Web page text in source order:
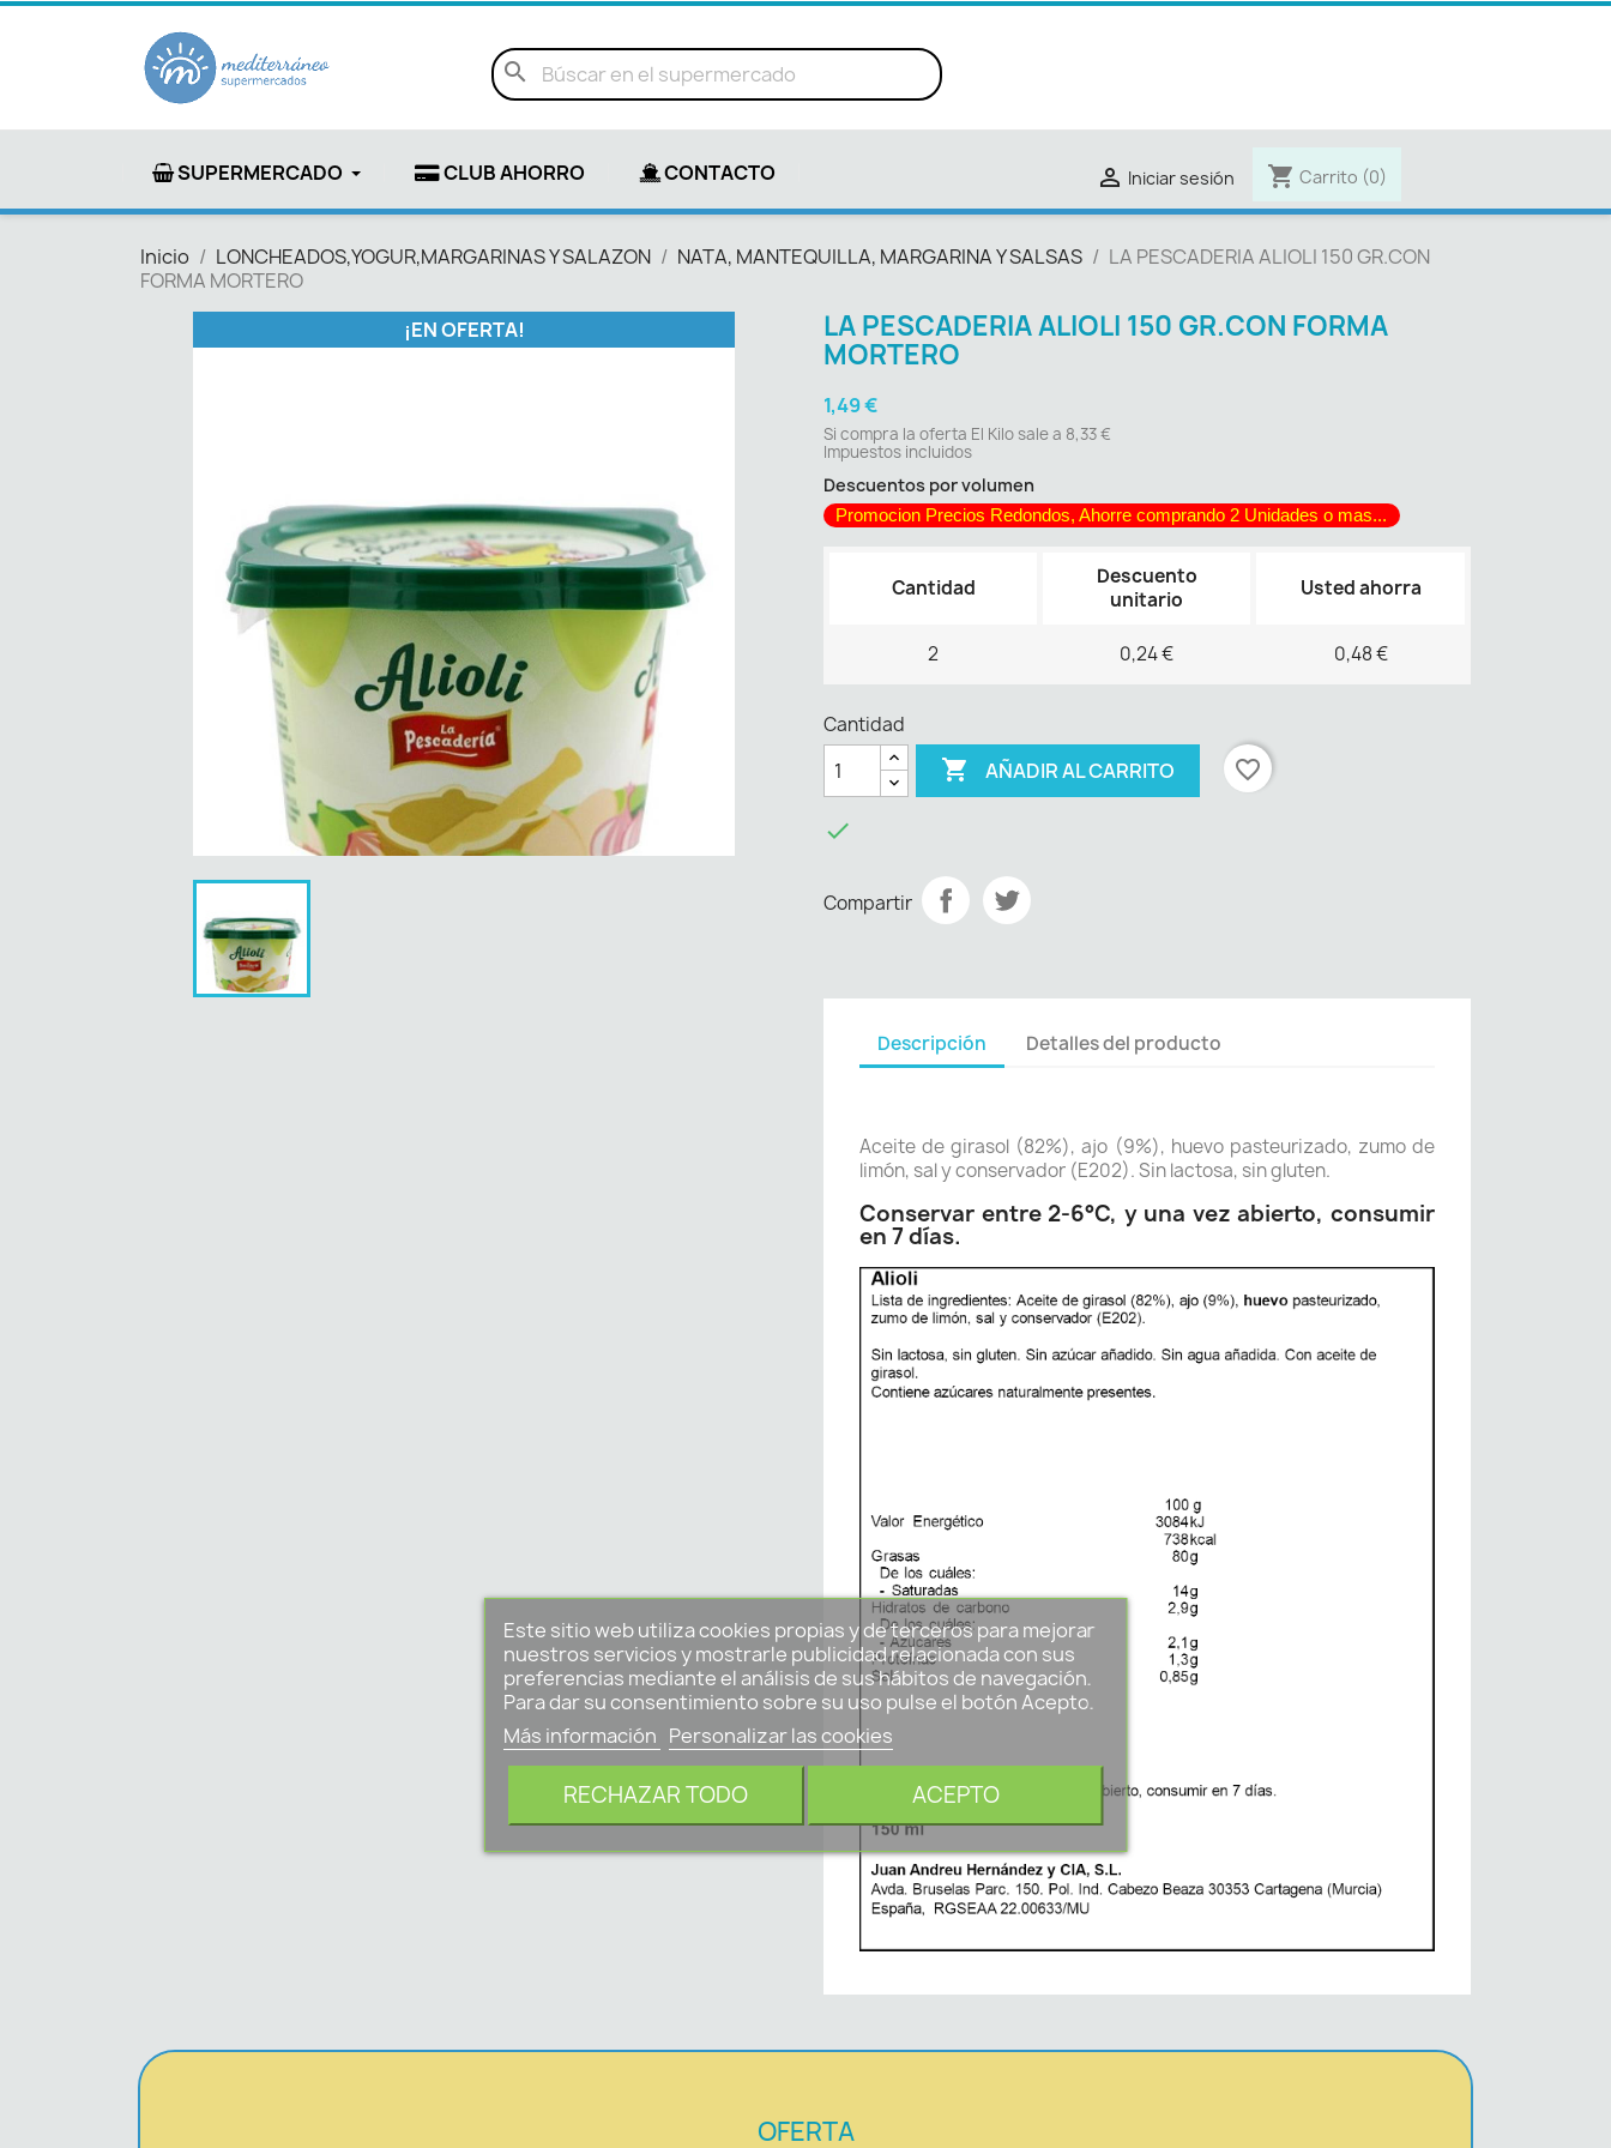
 Iniciar sesión shopping_cart Carrito (0)
search
Este sitio web utiliza cookies propias y de terceros para mejorar
nuestros servicios y mostrarle publicidad relacionada con sus
preferencias mediante el análisis de sus hábitos de navegación.
Para dar su consentimiento sobre su uso pulse el botón Acepto.
Más información Personalizar las cookies
RECHAZAR TODO ACEPTO
SUPERMERCADO CLUB AHORRO CONTACTO
Inicio LONCHEADOS,YOGUR,MARGARINAS Y SALAZON NATA, MANTEQUILLA, MARGARINA Y SALSAS
LA PESCADERIA ALIOLI 150 GR.CON
FORMA MORTERO
¡EN OFERTA!
LA PESCADERIA ALIOLI 150 GR.CON FORMA
MORTERO
1,49 €
Si compra la oferta El Kilo sale a 8,33 €
Impuestos incluidos
Descuentos por volumen
Promocion Precios Redondos, Ahorre comprando 2 Unidades o mas...
Cantidad
Descuento
unitario
Usted ahorra
2 0,24 € 0,48 €
Cantidad
 AÑADIR AL CARRITO favorite_border

Compartir
Descripción Detalles del producto
Aceite de girasol (82%), ajo (9%), huevo pasteurizado, zumo de
limón, sal y conservador (E202). Sin lactosa, sin gluten.
Conservar entre 2-6°C, y una vez abierto, consumir
en 7 días.
OFERTA